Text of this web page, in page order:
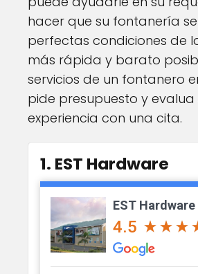
hacer que su fontanería
perfectas condiciones de
más rápida y barato
servicios de un fontanero
pide presupuesto y evalua
experiencia con una cita.
1. EST Hardware
EST Hardware
4.5